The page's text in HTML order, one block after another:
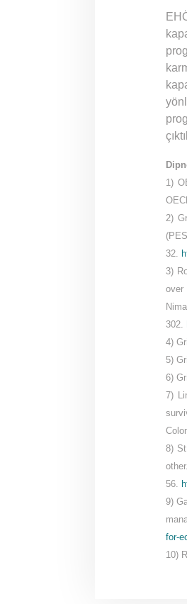
1)
2)
32.
3)
over
302.
4)
5)
6)
7)
8)
56.
9)
for-
10)